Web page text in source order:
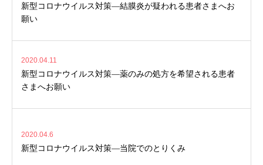
新型コロナウイルス対策―結膜炎が疑われる患者さまへお
願い
2020.04.11
新型コロナウイルス対策―薬のみの処方を希望される患者
さまへお願い
2020.04.6
新型コロナウイルス対策―当院でのとりくみ